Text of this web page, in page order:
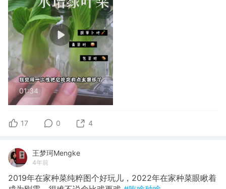
01:34
17 0 4
王梦珂Mengke
4年前
2019年在家种菜纯粹图个好玩儿，2022年在家种菜眼瞅着